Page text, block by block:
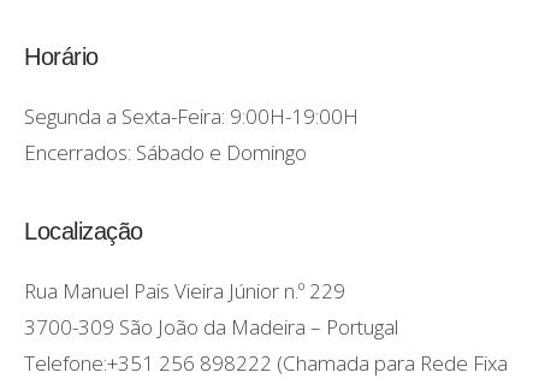
Horário
Segunda a Sexta-Feira: 9:00H-19:00H
Encerrados: Sábado e Domingo
Localização
Rua Manuel Pais Vieira Júnior n.º 229
3700-309 São João da Madeira – Portugal
Telefone:+351 256 898222 (Chamada para Rede Fixa